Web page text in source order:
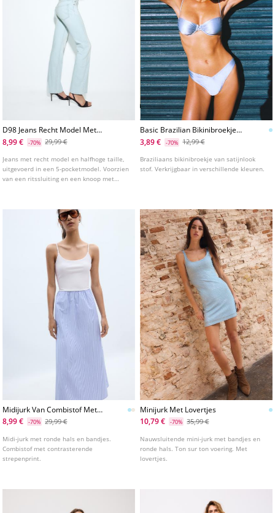
D98 Jeans Recht Model Met
Vintage Effect
8,99 € -70% 29,99 €
Jeans met recht model en halfhoge taille,
uitgevoerd in een 5-pocketmodel. Voorzien
van een ritssluiting en een knoop met
Basic Brazilian Bikinibroekje
Satijnlook
3,89 € -70% 12,99 €
Braziliaans bikinibroekje van satijnlook
stof. Verkrijgbaar in verschillende kleuren.
Midijurk Van Combistof Met
Bandjes
8,99 € -70% 29,99 €
Midi-jurk met ronde hals en bandjes.
Combistof met contrasterende
strepenprint.
Minijurk Met Lovertjes
10,79 €
-70% 35,99 €
Nauwsluitende mini-jurk met bandjes en
ronde hals. Ton sur ton voering. Met
lovertjes.